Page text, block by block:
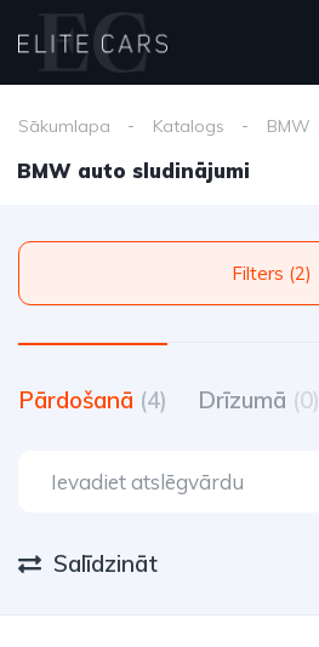
Sākumlapa Katalogs BMW
BMW auto sludinājumi
Filters (2)
Pārdošanā (4) Drīzumā (0)
Salīdzināt